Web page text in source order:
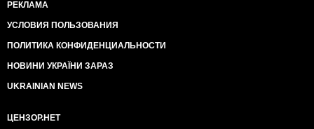
РЕКЛАМА
УСЛОВИЯ ПОЛЬЗОВАНИЯ
ПОЛИТИКА КОНФИДЕНЦИАЛЬНОСТИ
НОВИНИ УКРАЇНИ ЗАРАЗ
UKRAINIAN NEWS
ЦЕНЗОР.НЕТ